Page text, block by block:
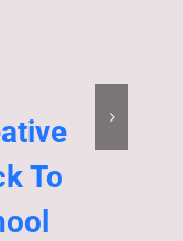
To